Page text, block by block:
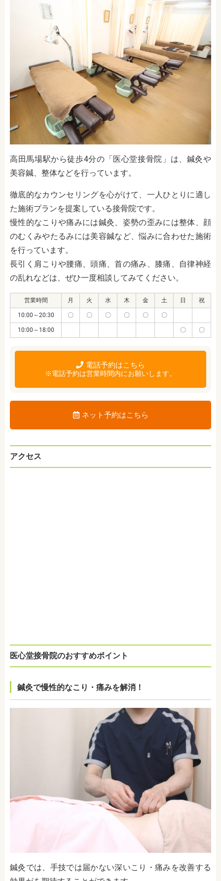
高田馬場駅から徒歩4分の「医心堂接骨院」は、鍼灸や
美容鍼、整体などを行っています。
徹底的なカウンセリングを心がけて、一人ひとりに適し
た施術プランを提案している接骨院です。
慢性的なこりや痛みには鍼灸、姿勢の歪みには整体、顔
のむくみやたるみには美容鍼など、悩みに合わせた施術
を行っています。
長引く肩こりや腰痛、頭痛、首の痛み、膝痛、自律神経
の乱れなどは、ぜひ一度相談してみてください。
営業時間 月 火 水 木 金 土 日 祝
10:00～20:30 〇 〇 〇 〇 〇 〇
10:00～18:00 〇 〇
電話予約はこちら
※電話予約は営業時間内にお願いします。
ネット予約はこちら
アクセス
医心堂接骨院のおすすめポイント
鍼灸で慢性的なこり・痛みを解消！
鍼灸では、手技では届かない深いこり・痛みを改善する